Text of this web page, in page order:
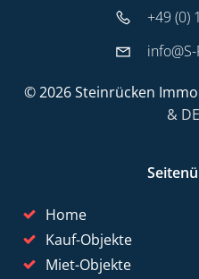
+49 (0)
© 2026 Steinrücken
&
Home
Kauf-Objekte
Miet-Objekte